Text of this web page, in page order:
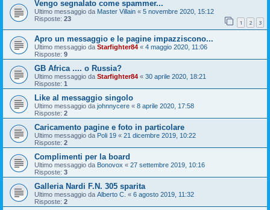
Vengo segnalato come spammer...
Ultimo messaggio da Master Villain « 5 novembre 2020, 15:12
Risposte: 23 1 2 3
Apro un messaggio e le pagine impazziscono...
Ultimo messaggio da Starfighter84 « 4 maggio 2020, 11:06
Risposte: 9
GB Africa .... o Russia?
Ultimo messaggio da Starfighter84 « 30 aprile 2020, 18:21
Risposte: 1
Like al messaggio singolo
Ultimo messaggio da johnnycere « 8 aprile 2020, 17:58
Risposte: 2
Caricamento pagine e foto in particolare
Ultimo messaggio da Poli 19 « 21 dicembre 2019, 10:22
Risposte: 2
Complimenti per la board
Ultimo messaggio da Bonovox « 27 settembre 2019, 10:16
Risposte: 3
Galleria Nardi F.N. 305 sparita
Ultimo messaggio da Alberto C. « 6 agosto 2019, 11:32
Risposte: 2